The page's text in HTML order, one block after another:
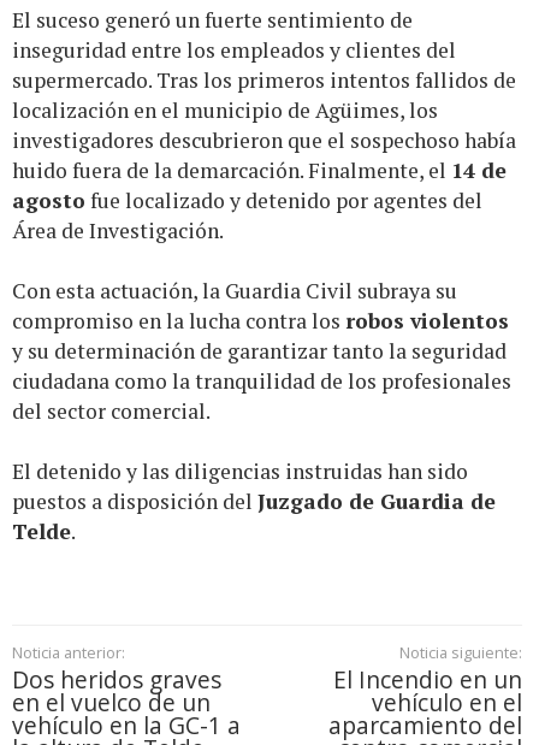
El suceso generó un fuerte sentimiento de
inseguridad entre los empleados y clientes del
supermercado. Tras los primeros intentos fallidos de
localización en el municipio de Agüimes, los
investigadores descubrieron que el sospechoso había
huido fuera de la demarcación. Finalmente, el 14 de
agosto fue localizado y detenido por agentes del
Área de Investigación.
Con esta actuación, la Guardia Civil subraya su
compromiso en la lucha contra los robos violentos
y su determinación de garantizar tanto la seguridad
ciudadana como la tranquilidad de los profesionales
del sector comercial.
El detenido y las diligencias instruidas han sido
puestos a disposición del Juzgado de Guardia de
Telde.
Noticia anterior:
Dos heridos graves
en el vuelco de un
vehículo en la GC-1 a
Noticia siguiente:
El Incendio en un
vehículo en el
aparcamiento del